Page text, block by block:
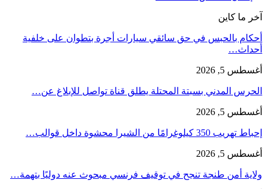
آخر ما كاين
أحكام بالحبس في حق سائقي سيارات أجرة بتطوان على خلفية
أحداث…
أغسطس 5, 2026
الحرس المدني بسبتة المحتلة يطلق قناة تواصل للإبلاغ عن…
أغسطس 5, 2026
إحباط تهريب 350 كيلوغرامًا من الشيرا محشوة داخل قوالب…
أغسطس 5, 2026
ولاية أمن طنجة تنجح في توقيف فرنسي مبحوث عنه دوليًا بتهمة…